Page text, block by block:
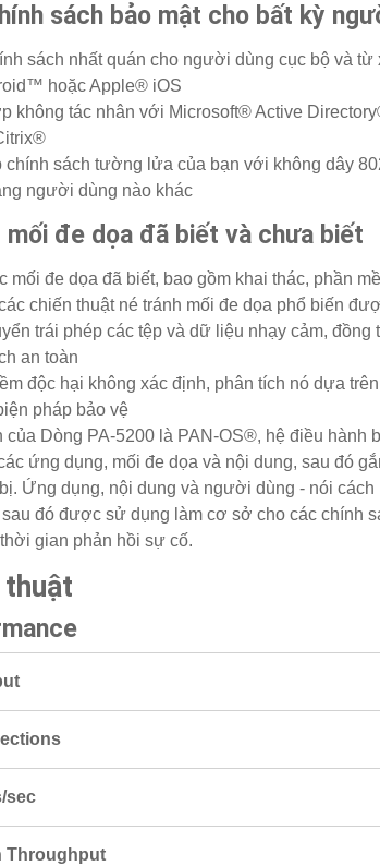
sách bảo mật cho bất kỳ
sách nhất quán cho người dùng cục bộ và
hoặc Apple® iOS
không tác nhân với Microsoft® Active
chính sách tường lửa của bạn với không dây
người dùng nào khác
mối đe dọa đã biết và chưa biết
mối đe dọa đã biết, bao gồm khai thác, phần
chiến thuật né tránh mối đe dọa phổ biến
trái phép các tệp và dữ liệu nhạy cảm,
an toàn
độc hại không xác định, phân tích nó dựa
pháp bảo vệ
của Dòng PA-5200 là PAN-OS®, hệ điều hành
ứng dụng, mối đe dọa và nội dung, sau đó
Ứng dụng, nội dung và người dùng - nói
đó được sử dụng làm cơ sở cho các chính
gian phản hồi sự cố.
sec
Throughput